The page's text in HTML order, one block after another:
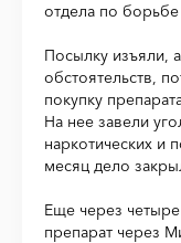
отдела по
Посылку изъяли,
обстоятельств,
покупку
На нее завели
наркотических и
месяц дело
Еще через четыре
препарат через